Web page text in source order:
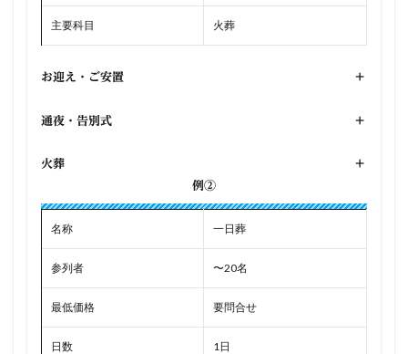
主要科目 火葬
お迎え・ご安置 +
通夜・告別式 +
火葬
+
例②
名称 一日葬
参列者 〜20名
最低価格 要問合せ
日数 1日